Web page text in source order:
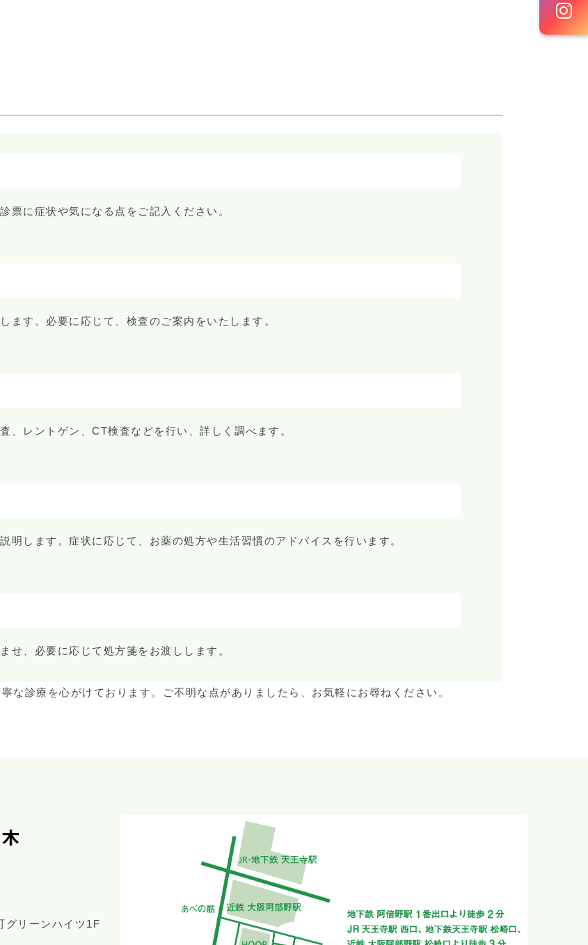
票に症状や気になる点をご記入ください。
ます。必要に応じて、検査のご案内をいたします。
、レントゲン、CT検査などを行い、詳しく調べます。
明します。症状に応じて、お薬の処方や生活習慣のアドバイスを行います。
せ、必要に応じて処方箋をお渡しします。
な診療を心がけております。ご不明な点がありましたら、お気軽にお尋ねください。
グリーンハイツ1F